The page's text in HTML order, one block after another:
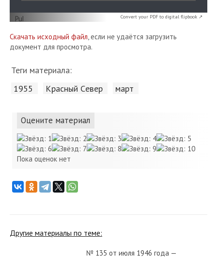
Convert your PDF to digital flipbook ↗
Скачать исходный файл, если не удаётся загрузить
документ для просмотра.
Теги материала:
1955 Красный Cевер март
Оцените материал
Пока оценок нет
Другие материалы по теме:
№ 135 от июля 1946 года —